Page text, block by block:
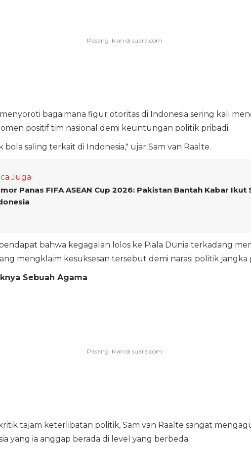
menyoroti bagaimana figur otoritas di Indonesia sering kali
positif tim nasional demi keuntungan politik pribadi.
bola saling terkait di Indonesia," ujar Sam van Raalte.
Juga
Panas FIFA ASEAN Cup 2026: Pakistan Bantah Kabar Ikut
bahwa kegagalan lolos ke Piala Dunia terkadang
mengklaim kesuksesan tersebut demi narasi politik jangka
Sebuah Agama
tajam keterlibatan politik, Sam van Raalte sangat
yang ia anggap berada di level yang berbeda.